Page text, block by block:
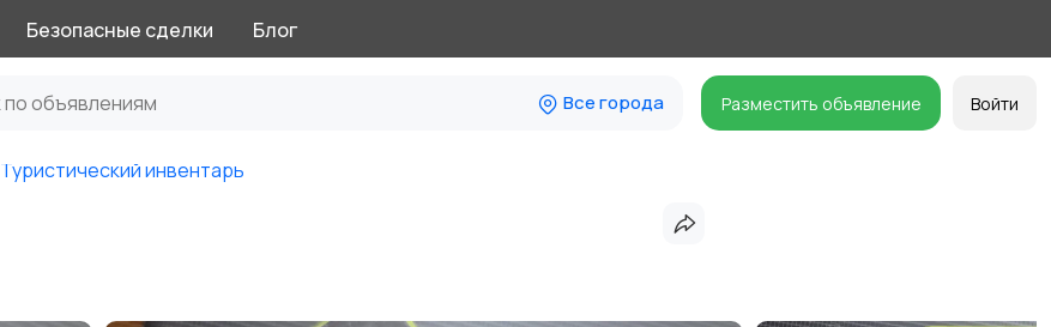
Безопасные сделки Блог
Все города Разместить объявление Войти
Туристический инвентарь